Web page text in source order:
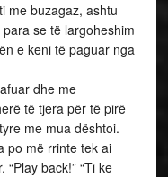
me buzagaz, ashtu
se të largoheshim
e keni të paguar nga
dhe me
të tjera për të pirë
me mua dështoi.
po më rrinte tek ai
back!” “Ti ke